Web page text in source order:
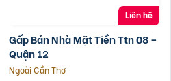
Gấp Bán Nhà Mặt Tiền Ttn 08 –
Quận 12
Ngoài Cần Thơ
Liên hệ